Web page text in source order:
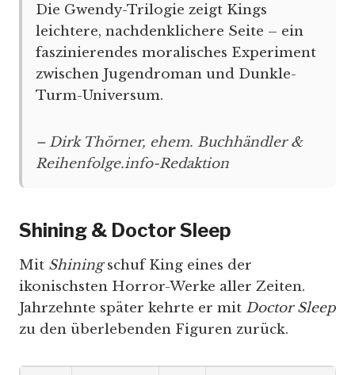
Die Gwendy-Trilogie zeigt Kings
leichtere, nachdenklichere Seite – ein
faszinierendes moralisches Experiment
zwischen Jugendroman und Dunkle-
Turm-Universum.
– Dirk Thörner, ehem. Buchhändler &
Reihenfolge.info-Redaktion
Shining & Doctor Sleep
Mit Shiningschuf King eines der
ikonischsten Horror-Werke aller Zeiten.
Jahrzehnte später kehrte er mit Doctor Sleep
zu den überlebenden Figuren zurück.